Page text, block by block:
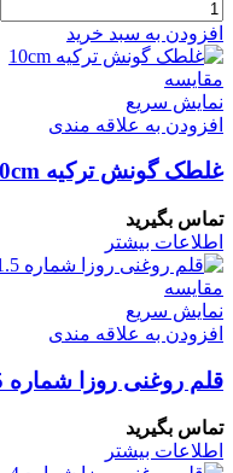
افزودن به سبد خرید
مقايسه
نمایش سریع
افزودن به علاقه مندی
غلطک گونش ترکیه 10cm
تماس بگیرید
اطلاعات بیشتر
مقايسه
نمایش سریع
افزودن به علاقه مندی
قلم روغنی روزا شماره 1.5
تماس بگیرید
اطلاعات بیشتر